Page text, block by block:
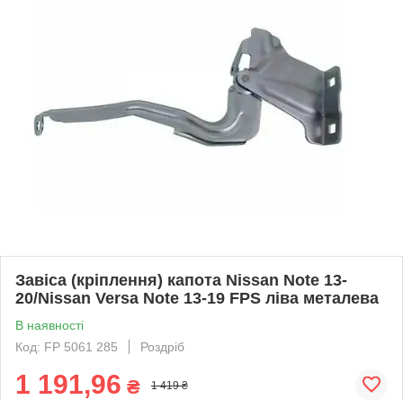
Завіса (кріплення) капота Nissan Note 13-
20/Nissan Versa Note 13-19 FPS ліва металева
В наявності
Код: FP 5061 285
Роздріб
1 191,96 ₴ 1 419 ₴